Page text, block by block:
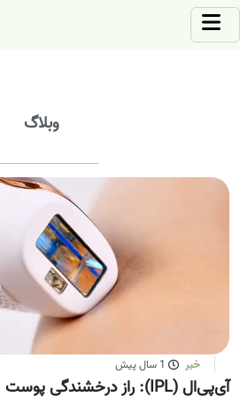
وبلاگ
خبر 1 سال پیش
آی‌پی‌ال (IPL): راز درخشندگی پوست